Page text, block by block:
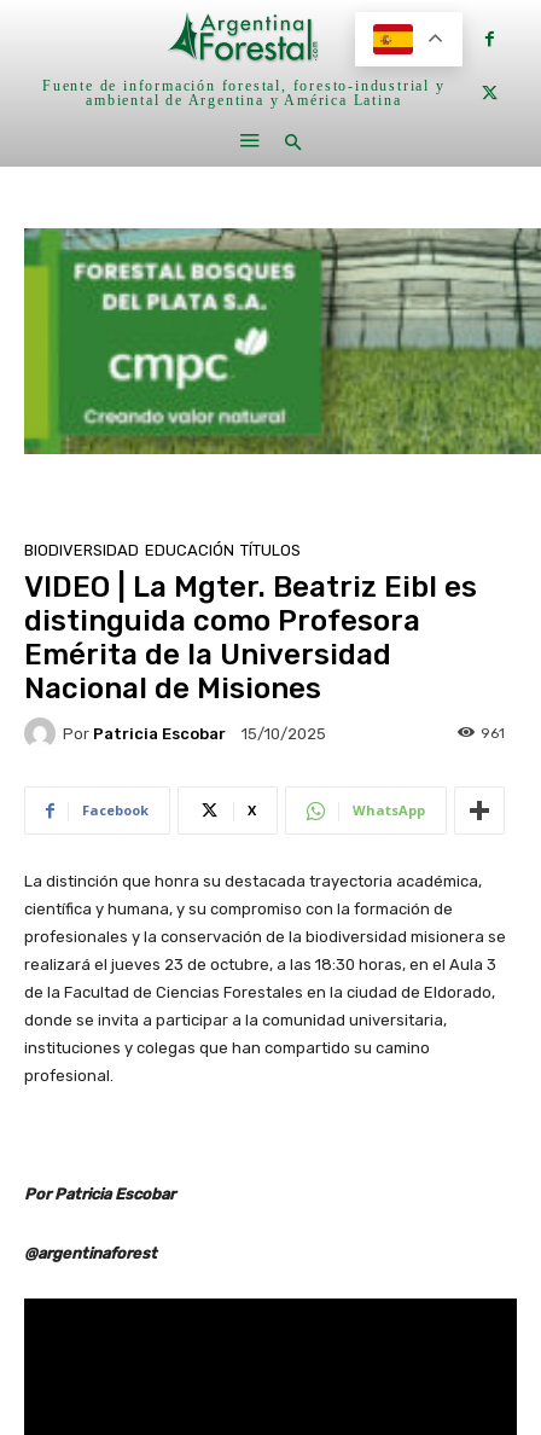
Fuente de información forestal, foresto-industrial y
ambiental de Argentina y América Latina
BIODIVERSIDAD EDUCACIÓN TÍTULOS
VIDEO | La Mgter. Beatriz Eibl es
distinguida como Profesora
Emérita de la Universidad
Nacional de Misiones
Por Patricia Escobar 15/10/2025 961
Facebook X WhatsApp
La distinción que honra su destacada trayectoria académica,
científica y humana, y su compromiso con la formación de
profesionales y la conservación de la biodiversidad misionera se
realizará el jueves 23 de octubre, a las 18:30 horas, en el Aula 3
de la Facultad de Ciencias Forestales en la ciudad de Eldorado,
donde se invita a participar a la comunidad universitaria,
instituciones y colegas que han compartido su camino
profesional.
Por Patricia Escobar
@argentinaforest